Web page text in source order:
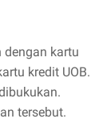
dengan kartu
kredit UOB.
tersebut.